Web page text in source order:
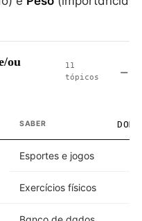
ou
11
tópicos
SABER
Esportes e jogos
Exercícios físicos